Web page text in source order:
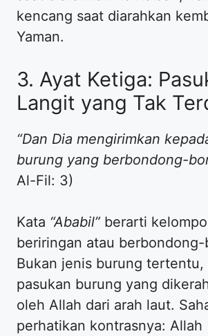
kencang saat diarahkan
Yaman.
3. Ayat Ketiga:
Langit yang Tak
“Dan Dia mengirimkan
burung yang berbondong-
Al-Fil: 3)
Kata “Ababil” berarti
beriringan atau berbondong-
Bukan jenis burung tertentu,
pasukan burung yang
oleh Allah dari arah laut.
perhatikan kontrasnya: Allah